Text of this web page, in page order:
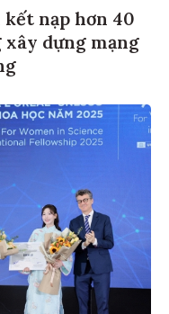
nạp hơn 40
dựng mạng